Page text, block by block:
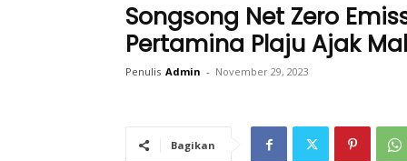
Songsong Net Zero
Pertamina Plaju Ajak
Penulis Admin - November 29, 2023
Bagikan